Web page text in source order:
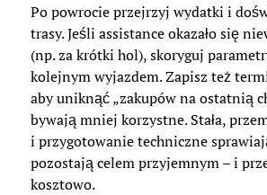
Po powrocie przejrzyj wydatki i
trasy. Jeśli assistance okazało się
(np. za krótki hol), skoryguj
kolejnym wyjazdem. Zapisz też
aby uniknąć „zakupów na ostatnią
bywają mniej korzystne. Stała,
i przygotowanie techniczne
pozostają celem przyjemnym – i
kosztowo.